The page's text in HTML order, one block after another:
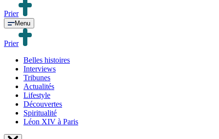
Prier
Menu
Prier
Belles histoires
Interviews
Tribunes
Actualités
Lifestyle
Découvertes
Spiritualité
Léon XIV à Paris